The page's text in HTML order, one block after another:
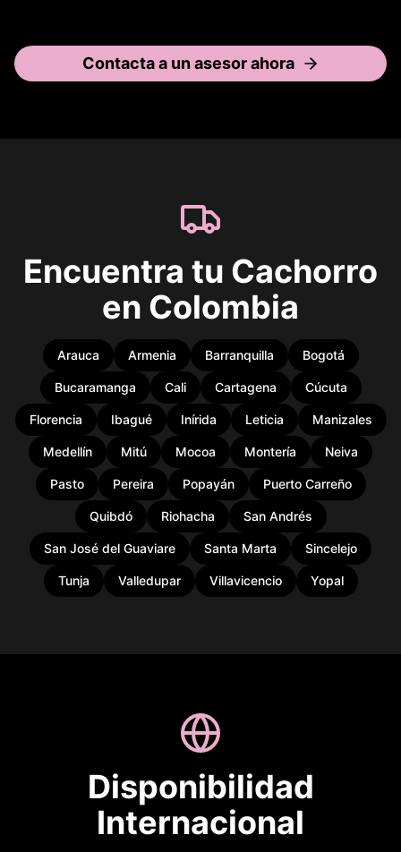
Contacta a un asesor ahora
Encuentra tu Cachorro
en Colombia
Arauca Armenia Barranquilla Bogotá
Bucaramanga Cali Cartagena Cúcuta
Florencia Ibagué Inírida Leticia Manizales
Medellín Mitú Mocoa Montería Neiva
Pasto Pereira Popayán Puerto Carreño
Quibdó Riohacha San Andrés
San José del Guaviare Santa Marta Sincelejo
Tunja Valledupar Villavicencio Yopal
Disponibilidad
Internacional